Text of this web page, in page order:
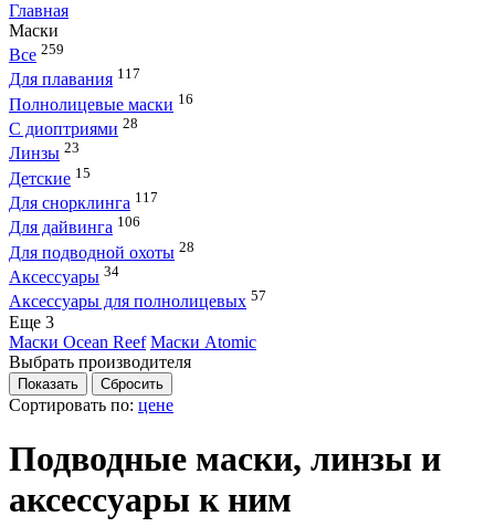
Главная
Маски
Все 259
Для плавания 117
Полнолицевые маски 16
С диоптриями 28
Линзы 23
Детские 15
Для снорклинга 117
Для дайвинга 106
Для подводной охоты 28
Аксессуары 34
Аксессуары для полнолицевых 57
Eще 3
Маски Ocean Reef Маски Atomic
Выбрать производителя
Сортировать по: цене
Подводные маски, линзы и
аксессуары к ним